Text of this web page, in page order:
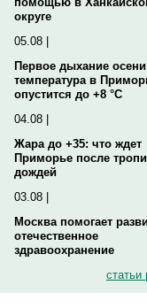
округе
05.08 |
Первое дыхание
температура в
опустится до +8 °C
04.08 |
Жара до +35: что ждет
Приморье после
дождей
03.08 |
Москва помогает
отечественное
здравоохранение
статьи